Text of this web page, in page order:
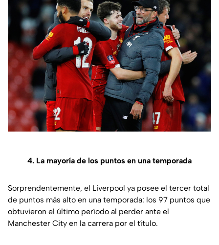
4. La mayoría de los puntos en una temporada
Sorprendentemente, el Liverpool ya posee el tercer total
de puntos más alto en una temporada: los 97 puntos que
obtuvieron el último período al perder ante el
Manchester City en la carrera por el título.